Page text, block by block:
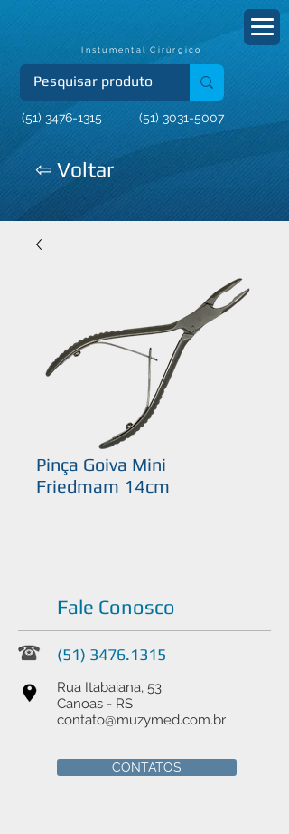
(51) 3031-5007
(51) 3476-1315
Instumental Cirúrgico
⇦ Voltar
Pinça Goiva Mini
Friedmam 14cm
Fale Conosco
(51) 3476.1315
Rua Itabaiana, 53
Canoas - RS
contato@muzymed.com.br
CONTATOS